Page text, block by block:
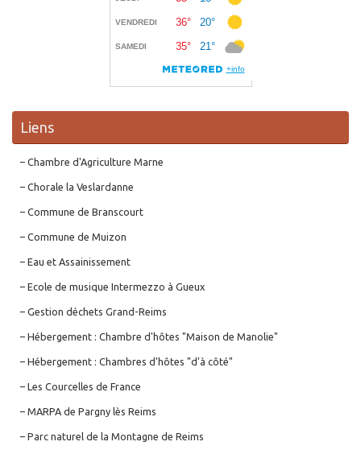
Liens
– Chambre d'Agriculture Marne
– Chorale la Veslardanne
– Commune de Branscourt
– Commune de Muizon
– Eau et Assainissement
– Ecole de musique Intermezzo à Gueux
– Gestion déchets Grand-Reims
– Hébergement : Chambre d'hôtes "Maison de Manolie"
– Hébergement : Chambres d'hôtes "d'à côté"
– Les Courcelles de France
– MARPA de Pargny lès Reims
– Parc naturel de la Montagne de Reims